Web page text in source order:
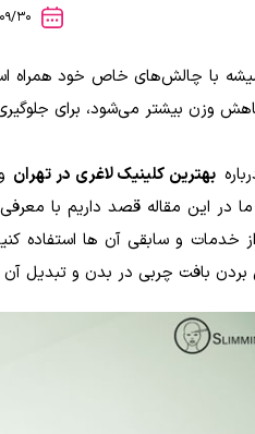
با چالش‌های خاص خود همراه
وزن‌ بیشتر می‌شود، برای جلوگیری
بهترین کلینیک لاغری در تهران
این مقاله قصد داریم با معرفی
از خدمات و سابقی آن ها استفاده
بردن بافت چربی در بدن و تبدیل